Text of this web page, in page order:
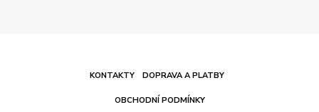
KONTAKTY DOPRAVA A PLATBY
OBCHODNÍ PODMÍNKY